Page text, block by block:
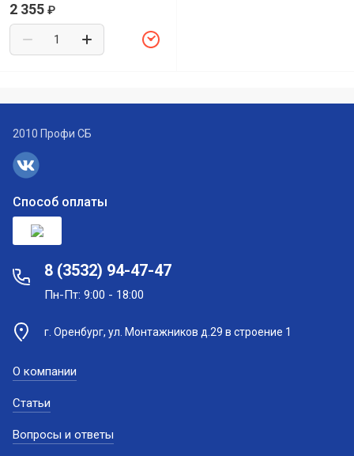
2 355 ₽
2010 Профи СБ
Способ оплаты
8 (3532) 94-47-47
Пн-Пт: 9:00 - 18:00
г. Оренбург, ул. Монтажников д.29 в строение 1
О компании
Статьи
Вопросы и ответы